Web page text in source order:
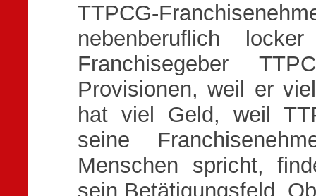
TTPCG-
nebenberuflich
Franchisegeber
Provisionen, weil er
hat viel Geld, weil
seine
Menschen spricht,
sein Betätigungsfeld.